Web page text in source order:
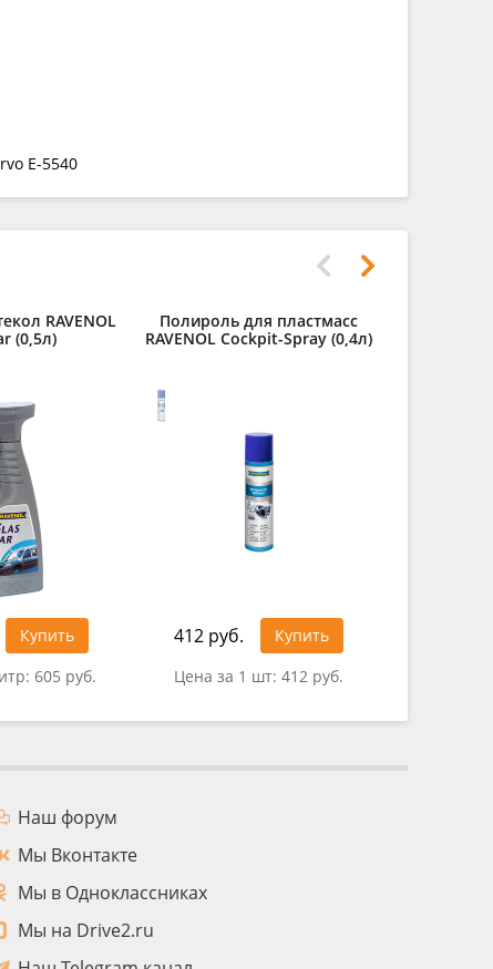
E-5540
RAVENOL
(0,5л)
Купить
605 руб.
Полироль для пластмасс
RAVENOL Cockpit-Spray (0,4л)
412 руб.
Купить
Цена за 1 шт: 412 руб.
Наш форум
Мы Вконтакте
Мы в Одноклассниках
Мы на Drive2.ru